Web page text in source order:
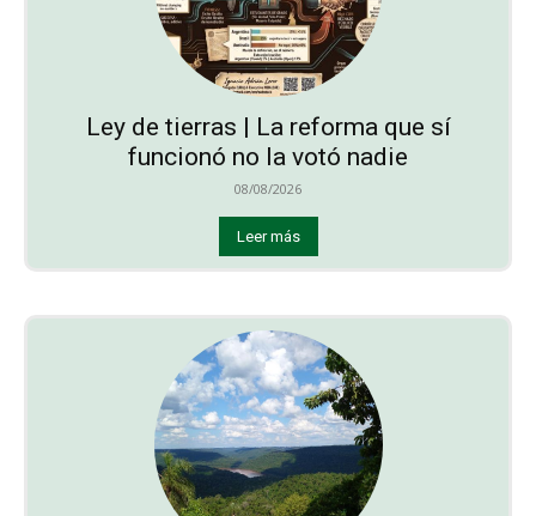
Ley de tierras | La reforma que sí
funcionó no la votó nadie
08/08/2026
Leer más